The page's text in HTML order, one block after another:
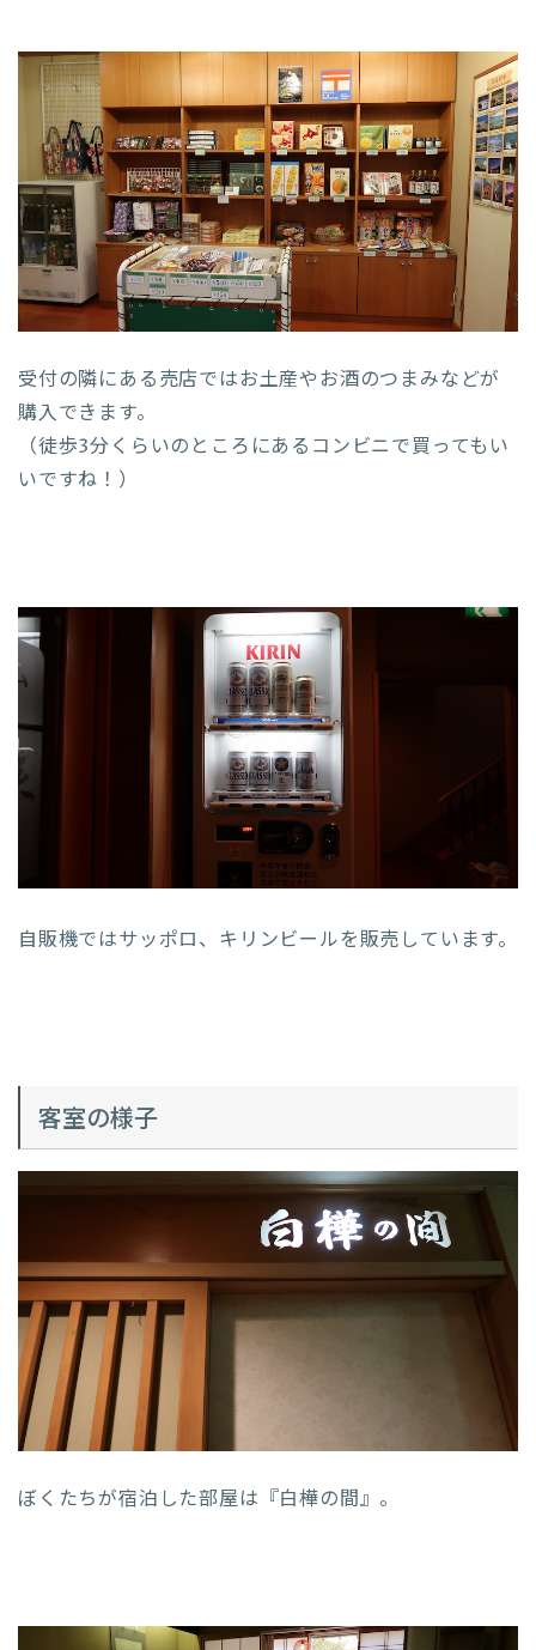
受付の隣にある売店ではお土産やお酒のつまみなどが
購入できます。
（徒歩3分くらいのところにあるコンビニで買ってもい
いですね！）
自販機ではサッポロ、キリンビールを販売しています。
客室の様子
ぼくたちが宿泊した部屋は『白樺の間』。